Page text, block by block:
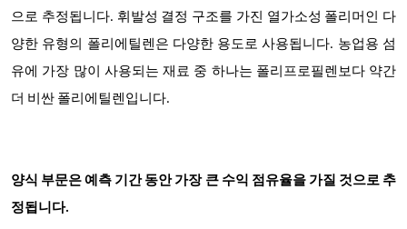
으로 추정됩니다. 휘발성 결정 구조를 가진 열가소성 폴리머인 다
양한 유형의 폴리에틸렌은 다양한 용도로 사용됩니다. 농업용 섬
유에 가장 많이 사용되는 재료 중 하나는 폴리프로필렌보다 약간
더 비싼 폴리에틸렌입니다.
양식 부문은 예측 기간 동안 가장 큰 수익 점유율을 가질 것으로 추
정됩니다.